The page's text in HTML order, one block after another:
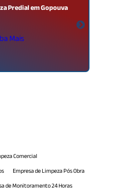
Predial em Gopouva
Mais
Comercial
Empresa de Limpeza Pós Obra
de Monitoramento 24 Horas